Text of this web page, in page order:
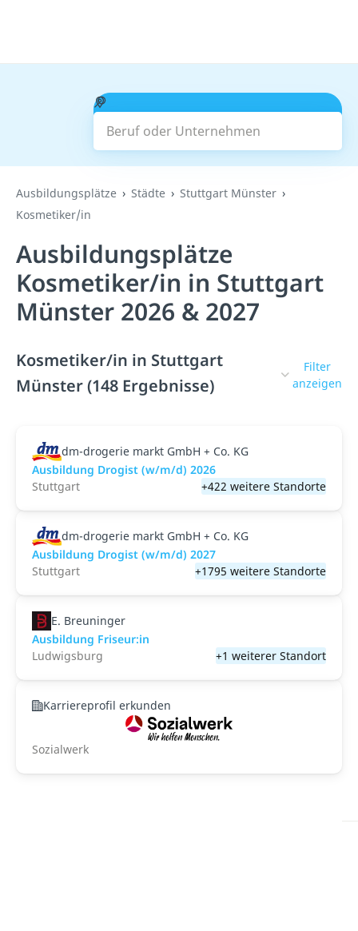
Beruf oder Unternehmen
Suchen
Ausbildungsplätze Städte
Stuttgart Münster
Kosmetiker/in
Ausbildungsplätze
Kosmetiker/in in Stuttgart
Münster 2026 & 2027
Kosmetiker/in in Stuttgart
Münster (148 Ergebnisse)
Filter
anzeigen
dm-drogerie markt GmbH + Co. KG
Ausbildung Drogist (w/m/d) 2026
Stuttgart
+422 weitere Standorte
dm-drogerie markt GmbH + Co. KG
Ausbildung Drogist (w/m/d) 2027
Stuttgart
+1795 weitere Standorte
E. Breuninger
Ausbildung Friseur:in
Ludwigsburg
+1 weiterer Standort
Karriereprofil erkunden
Sozialwerk